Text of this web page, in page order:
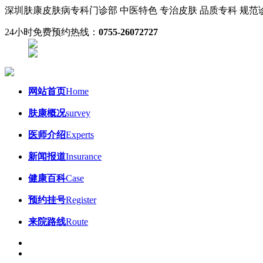
深圳肤康皮肤病专科门诊部 中医特色 专治皮肤 品质专科 规
24小时免费预约热线： 0755-26072727
网站首页Home
肤康概况survey
医师介绍Experts
新闻报道Insurance
健康百科Case
预约挂号Register
来院路线Route